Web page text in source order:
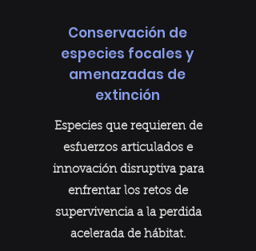
Conservación de
especies focales y
amenazadas de
extinción
Especies que requieren de
esfuerzos articulados e
innovación disruptiva para
enfrentar los retos de
supervivencia a la perdida
acelerada de hábitat.